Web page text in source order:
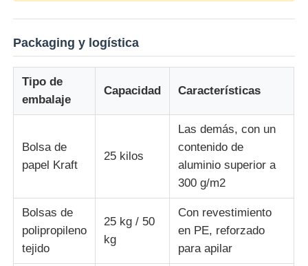
Packaging y logística
Tipo de
embalaje
Capacidad Características
Bolsa de
papel Kraft
25 kilos
Las demás, con un
contenido de
aluminio superior a
300 g/m2
Bolsas de
polipropileno
tejido
25 kg / 50
kg
Con revestimiento
en PE, reforzado
para apilar